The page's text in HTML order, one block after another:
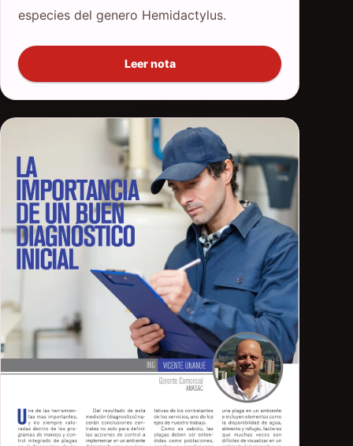
especies del genero Hemidactylus.
Leer nota